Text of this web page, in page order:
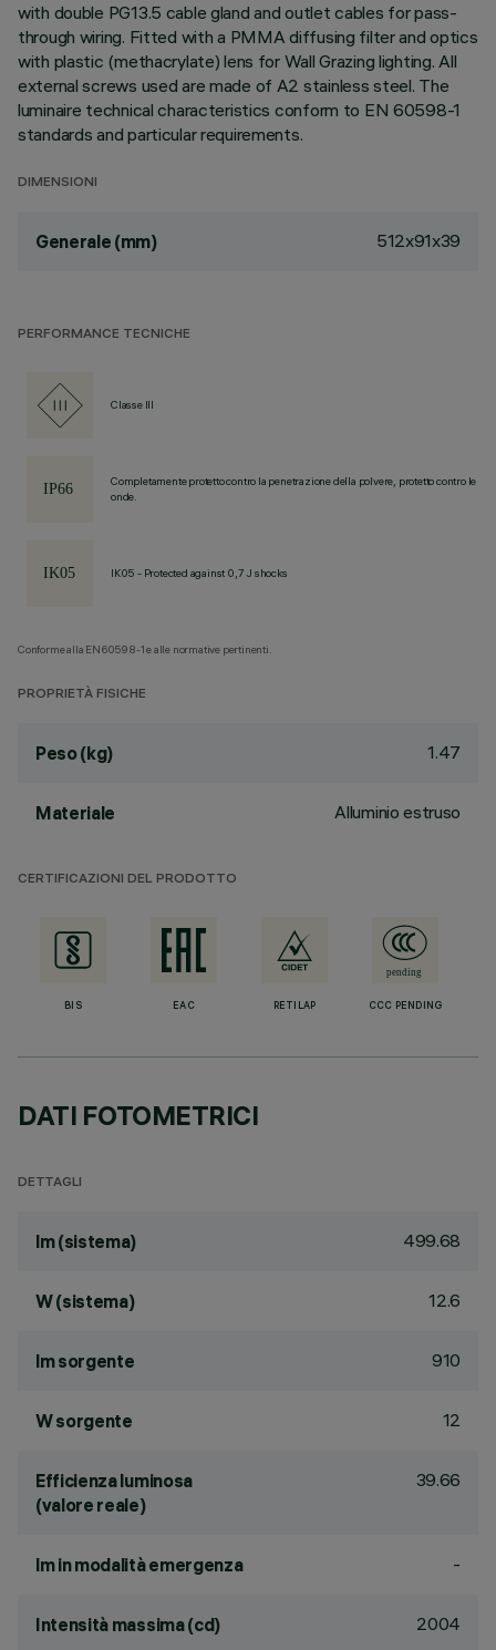
with double PG13.5 cable gland and outlet cables for pass-
through wiring. Fitted with a PMMA diffusing filter and optics
with plastic (methacrylate) lens for Wall Grazing lighting. All
external screws used are made of A2 stainless steel. The
luminaire technical characteristics conform to EN 60598-1
standards and particular requirements.
DIMENSIONI
Generale (mm) 512x91x39
PERFORMANCE TECNICHE
Classe III
Completamente protetto contro la penetrazione della polvere, protetto contro le
onde.
IK05 - Protected against 0,7 J shocks
Conforme alla EN60598-1 e alle normative pertinenti.
PROPRIETÀ FISICHE
Peso (kg) 1.47
Materiale Alluminio estruso
CERTIFICAZIONI DEL PRODOTTO
BIS EAC RETILAP CCC PENDING
DATI FOTOMETRICI
DETTAGLI
lm (sistema) 499.68
W (sistema) 12.6
lm sorgente 910
W sorgente 12
Efficienza luminosa
(valore reale)
39.66
lm in modalità emergenza -
Intensità massima (cd) 2004